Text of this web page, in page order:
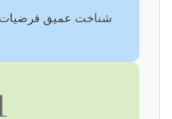
شناخت عمیق